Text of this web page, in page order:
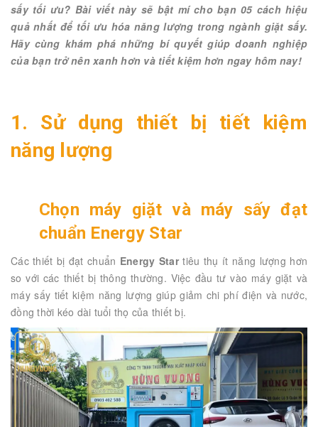
sấy tối ưu? Bài viết này sẽ bật mí cho bạn 05 cách hiệu
quả nhất để tối ưu hóa năng lượng trong ngành giặt sấy.
Hãy cùng khám phá những bí quyết giúp doanh nghiệp
của bạn trở nên xanh hơn và tiết kiệm hơn ngay hôm nay!
1. Sử dụng thiết bị tiết kiệm
năng lượng
Chọn máy giặt và máy sấy đạt
chuẩn Energy Star
Các thiết bị đạt chuẩn Energy Startiêu thụ ít năng lượng hơn
so với các thiết bị thông thường. Việc đầu tư vào máy giặt và
máy sấy tiết kiệm năng lượng giúp giảm chi phí điện và nước,
đồng thời kéo dài tuổi thọ của thiết bị.